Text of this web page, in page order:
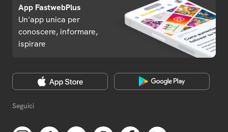
App FastwebPlus
Un'app unica per
conoscere, informare,
ispirare
Seguici